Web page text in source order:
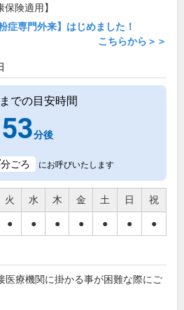
保険適用】
症専門外来】はじめました！
こちらから＞＞
での目安時間
53分後
分ごろ にお呼びいたします
火 水 木 金 土 日 祝
● ● ● ● ● ● ●
医療機関に掛かる事が困難な際にご